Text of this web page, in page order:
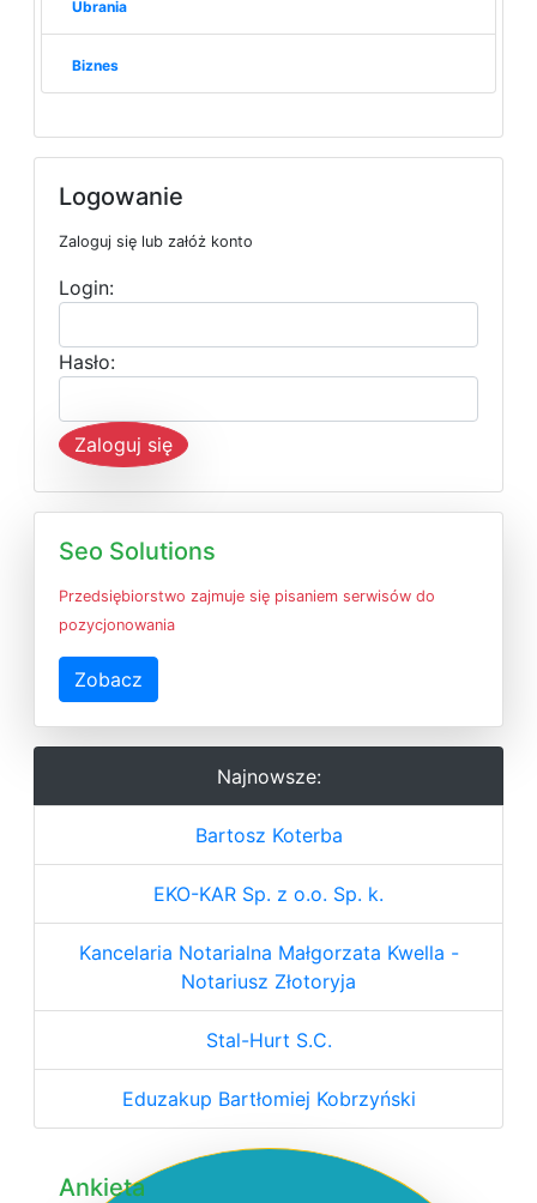
Ubrania
Biznes
Logowanie
Zaloguj się lub załóż konto
Login:
Hasło:
Zaloguj się
Seo Solutions
Przedsiębiorstwo zajmuje się pisaniem serwisów do
pozycjonowania
Zobacz
Najnowsze:
Bartosz Koterba
EKO-KAR Sp. z o.o. Sp. k.
Kancelaria Notarialna Małgorzata Kwella -
Notariusz Złotoryja
Stal-Hurt S.C.
Eduzakup Bartłomiej Kobrzyński
Ankieta